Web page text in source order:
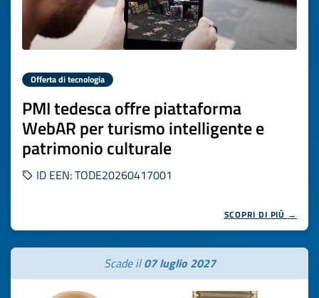
Offerta di tecnologia
PMI tedesca offre piattaforma
WebAR per turismo intelligente e
patrimonio culturale
ID EEN: TODE20260417001
SCOPRI DI PIÙ →
Scade il07 luglio 2027